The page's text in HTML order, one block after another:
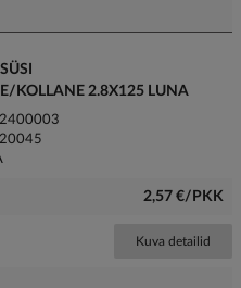
KOLLANE 2.8X125 LUNA
2,57 €/PKK
Kuva detailid